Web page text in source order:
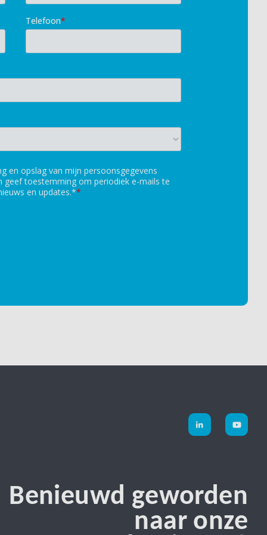
Benieuwd geworden
naar onze